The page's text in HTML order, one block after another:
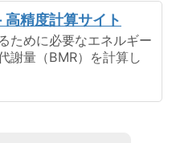
精度計算サイト
ために必要なエネルギー
謝量（BMR）を計算し